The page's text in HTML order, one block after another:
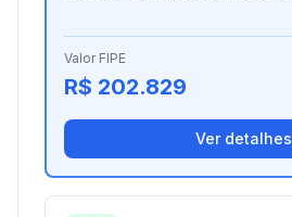
Valor FIPE
R$ 202.829
Ver detalhes